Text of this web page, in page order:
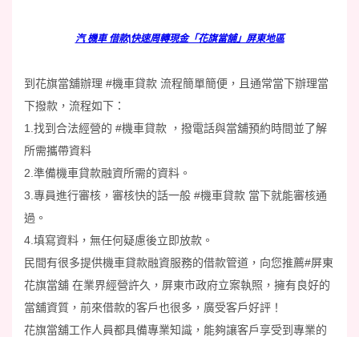
汽 機車 借款|快速周轉現金「花旗當舖」屏東地區
到花旗當舖辦理 #機車貸款 流程簡單簡便，且通常當下辦理當
下撥款，流程如下：
1.找到合法經營的 #機車貸款 ，撥電話與當舖預約時間並了解
所需攜帶資料
2.準備機車貸款融資所需的資料。
3.專員進行審核，審核快的話一般 #機車貸款 當下就能審核通
過。
4.填寫資料，無任何疑慮後立即放款。
民間有很多提供機車貸款融資服務的借款管道，向您推薦#屏東
花旗當舖 在業界經營許久，屏東市政府立案執照，擁有良好的
當舖資質，前來借款的客戶也很多，廣受客戶好評！
花旗當舖工作人員都具備專業知識，能夠讓客戶享受到專業的